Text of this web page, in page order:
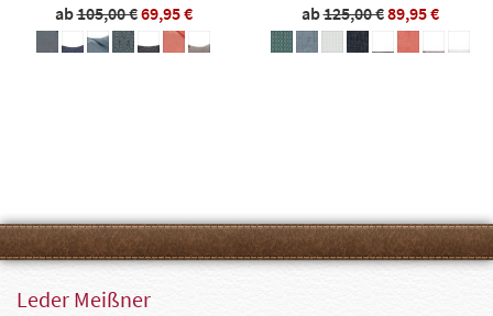
ab105,00 €69,95 €
ab125,00 €89,95 €
Leder Meißner